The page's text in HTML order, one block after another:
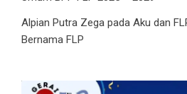
Alpian Putra Zega pada Aku dan
Bernama FLP